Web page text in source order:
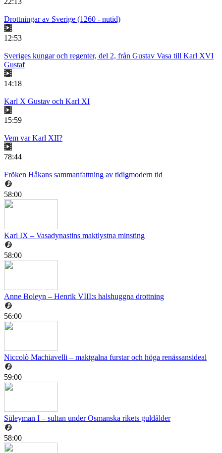
Drottningar av Sverige (1260 - nutid)
12:53
Sveriges kungar och regenter, del 2, från Gustav Vasa till Karl XVI
Gustaf
14:18
Karl X Gustav och Karl XI
15:59
Vem var Karl XII?
78:44
Fröken Håkans sammanfattning av tidigmodern tid
58:00
Karl IX – Vasadynastins maktlystna minsting
58:00
Anne Boleyn – Henrik VIII:s halshuggna drottning
56:00
Niccolò Machiavelli – maktgalna furstar och höga renässansideal
59:00
Süleyman I – sultan under Osmanska rikets guldålder
58:00